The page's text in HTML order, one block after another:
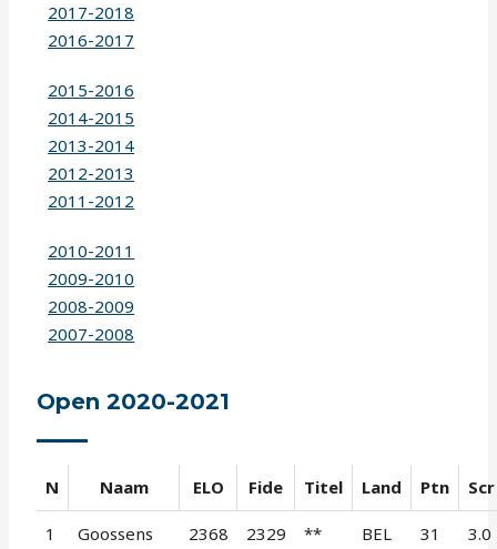
2017-2018
2016-2017
2015-2016
2014-2015
2013-2014
2012-2013
2011-2012
2010-2011
2009-2010
2008-2009
2007-2008
Open 2020-2021
N Naam ELO Fide Titel Land Ptn Scr
1
Goossens
2368 2329 ** BEL 31 3.0